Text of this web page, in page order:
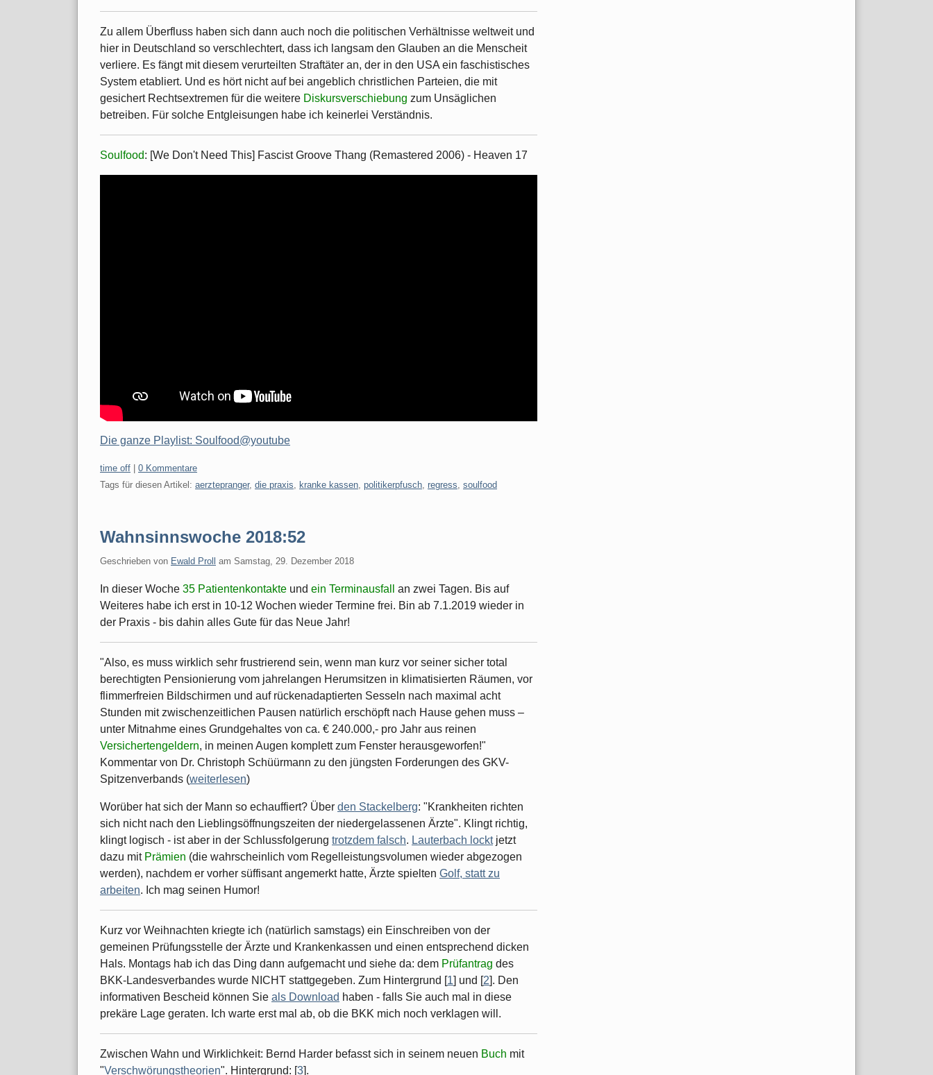
Zu allem Überfluss haben sich dann auch noch die politischen Verhältnisse weltweit und
hier in Deutschland so verschlechtert, dass ich langsam den Glauben an die Menscheit
verliere. Es fängt mit diesem verurteilten Straftäter an, der in den USA ein faschistisches
System etabliert. Und es hört nicht auf bei angeblich christlichen Parteien, die mit
gesichert Rechtsextremen für die weitere Diskursverschiebung zum Unsäglichen
betreiben. Für solche Entgleisungen habe ich keinerlei Verständnis.
Soulfood: [We Don't Need This] Fascist Groove Thang (Remastered 2006) - Heaven 17
Die ganze Playlist: Soulfood@youtube
Kategorien:
time off
0 Kommentare
Tags für diesen Artikel: aerztepranger, die praxis kranke kassen politikerpfusch regress soulfood
Wahnsinnswoche 2018:52
Geschrieben von Ewald Proll am Samstag, 29. Dezember 2018
In dieser Woche 35 Patientenkontakte und ein Terminausfall
an zwei Tagen. Bis auf
Weiteres habe ich erst in 10-12 Wochen wieder Termine frei. Bin ab 7.1.2019 wieder in
der Praxis - bis dahin alles Gute für das Neue Jahr!
"Also, es muss wirklich sehr frustrierend sein, wenn man kurz vor seiner sicher total
berechtigten Pensionierung vom jahrelangen Herumsitzen in klimatisierten Räumen, vor
flimmerfreien Bildschirmen und auf rückenadaptierten Sesseln nach maximal acht
Stunden mit zwischenzeitlichen Pausen natürlich erschöpft nach Hause gehen muss –
unter Mitnahme eines Grundgehaltes von ca. € 240.000,- pro Jahr aus reinen
Versichertengeldern, in meinen Augen komplett zum Fenster herausgeworfen!"
Kommentar von Dr. Christoph Schüürmann zu den jüngsten Forderungen des GKV-
Spitzenverbands (weiterlesen)
Worüber hat sich der Mann so echauffiert? Über den Stackelberg: "Krankheiten richten
sich nicht nach den Lieblingsöffnungszeiten der niedergelassenen Ärzte". Klingt richtig,
klingt logisch - ist aber in der Schlussfolgerung trotzdem falsch. Lauterbach locktjetzt
dazu mit Prämien (die wahrscheinlich vom Regelleistungsvolumen wieder abgezogen
werden), nachdem er vorher süffisant angemerkt hatte, Ärzte spielten Golf, statt zu
arbeiten. Ich mag seinen Humor!
Kurz vor Weihnachten kriegte ich (natürlich samstags) ein Einschreiben von der
gemeinen Prüfungsstelle der Ärzte und Krankenkassen und einen entsprechend dicken
Hals. Montags hab ich das Ding dann aufgemacht und siehe da: dem Prüfantrag des
BKK-Landesverbandes wurde NICHT stattgegeben. Zum Hintergrund [1] und [2]. Den
informativen Bescheid können Sie als Download haben - falls Sie auch mal in diese
prekäre Lage geraten. Ich warte erst mal ab, ob die BKK mich noch verklagen will.
Zwischen Wahn und Wirklichkeit: Bernd Harder befasst sich in seinem neuen Buch mit
"Verschwörungstheorien". Hintergrund: [3].